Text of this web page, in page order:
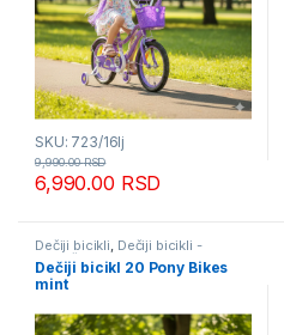
SKU: 723/16lj
6,990.00 RSD
9,990.00RSD
Dečiji bicikli, Dečiji bicikli -
Mesečna akcija
Dečiji bicikl 20 Pony Bikes
mint